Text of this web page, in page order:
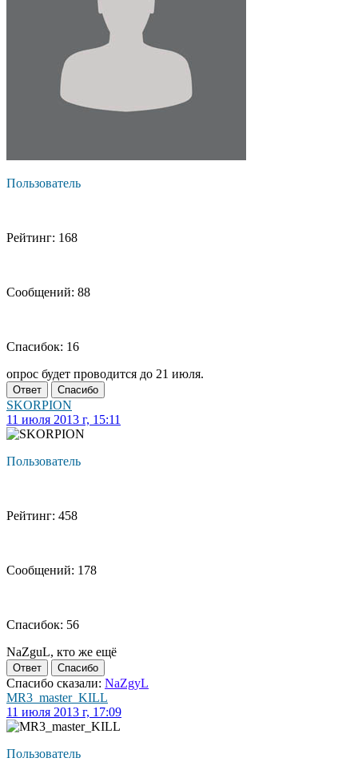
Пользователь
Рейтинг: 168
Сообщений: 88
Спасибок: 16
опрос будет проводится до 21 июля.
Ответ Спасибо
SKORPION
11 июля 2013 г, 15:11
Пользователь
Рейтинг: 458
Сообщений: 178
Спасибок: 56
NaZguL, кто же ещё
Ответ Спасибо
Спасибо сказали: NaZgyL
MR3_master_KILL
11 июля 2013 г, 17:09
Пользователь